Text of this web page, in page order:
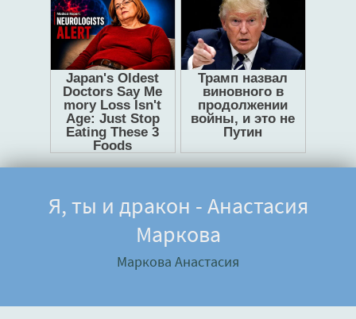
Я, ты и дракон - Анастасия
Маркова
Маркова Анастасия